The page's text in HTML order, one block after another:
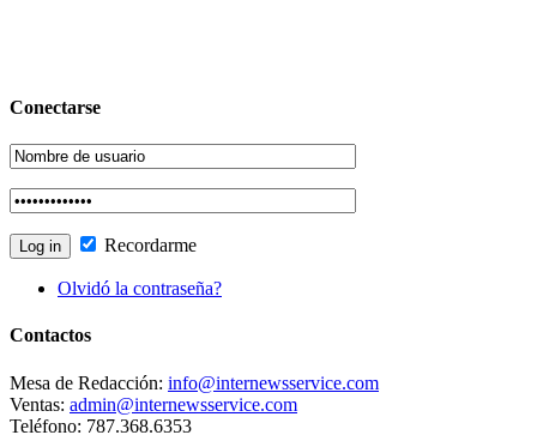
Conectarse
Recordarme
Olvidó la contraseña?
Contactos
Mesa de Redacción: info@internewsservice.com
Ventas: admin@internewsservice.com
Teléfono: 787.368.6353